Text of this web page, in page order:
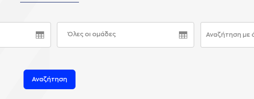
Όλες οι ομάδες
Αναζήτηση